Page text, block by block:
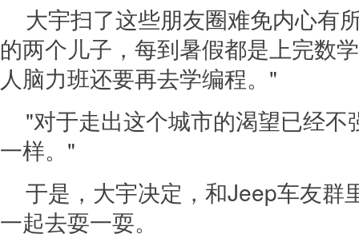
大宇扫了这些朋友圈难免内心有
的两个儿子，每到暑假都是上完数
人脑力班还要再去学编程。"
"对于走出这个城市的渴望已经不
一样。"
于是，大宇决定，和Jeep车友群
一起去耍一耍。